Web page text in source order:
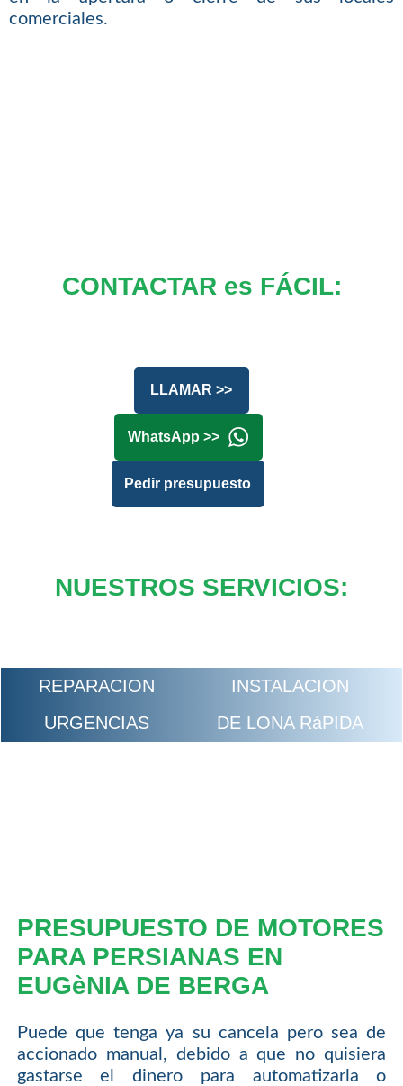
comerciales.
CONTACTAR es FÁCIL:
LLAMAR >>
WhatsApp >>
Pedir presupuesto
NUESTROS SERVICIOS:
REPARACION
INSTALACION
URGENCIAS
DE LONA RáPIDA
PRESUPUESTO DE MOTORES
PARA PERSIANAS EN
EUGèNIA DE BERGA
Puede que tenga ya su cancela pero sea de
accionado manual, debido a que no quisiera
gastarse el dinero para automatizarla o